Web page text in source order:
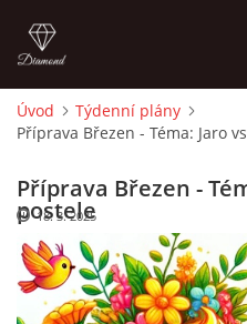
ÚVOD
O MĚ
FOTOALBUM
Úvod
Týdenní plány
Příprava Březen - Téma: Jaro
Příprava Březen -
postele
18. 3. 2025